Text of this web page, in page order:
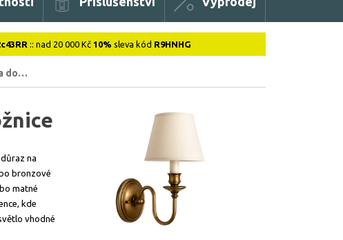
:: nad 20 000 Kč 10% sleva kód R9HNHG
do…
na
bronzové
matné
kde
vhodné